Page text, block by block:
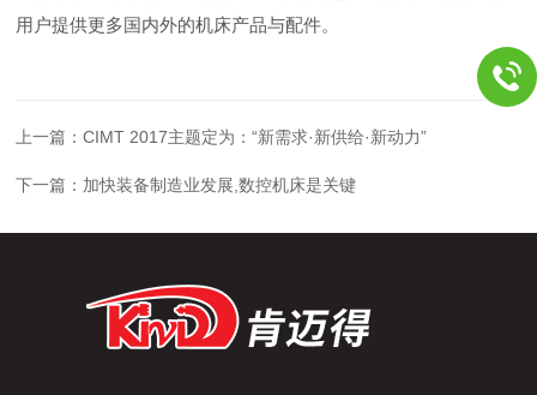
用户提供更多国内外的机床产品与配件。
上一篇：CIMT 2017主题定为：“新需求·新供给·新动力”
下一篇： 加快装备制造业发展,数控机床是关键